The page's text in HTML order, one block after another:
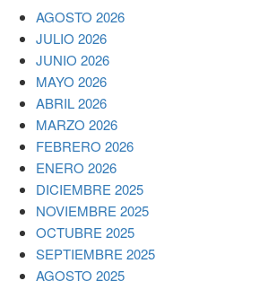
AGOSTO 2026
JULIO 2026
JUNIO 2026
MAYO 2026
ABRIL 2026
MARZO 2026
FEBRERO 2026
ENERO 2026
DICIEMBRE 2025
NOVIEMBRE 2025
OCTUBRE 2025
SEPTIEMBRE 2025
AGOSTO 2025